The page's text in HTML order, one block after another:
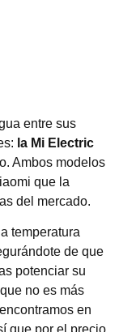
entre sus
la Mi Electric
Ambos modelos
que la
del mercado.
temperatura
de que
potenciar su
no es más
en